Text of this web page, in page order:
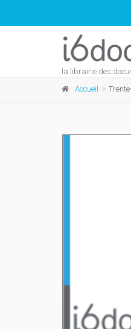
la librairie des
Accueil Trente-